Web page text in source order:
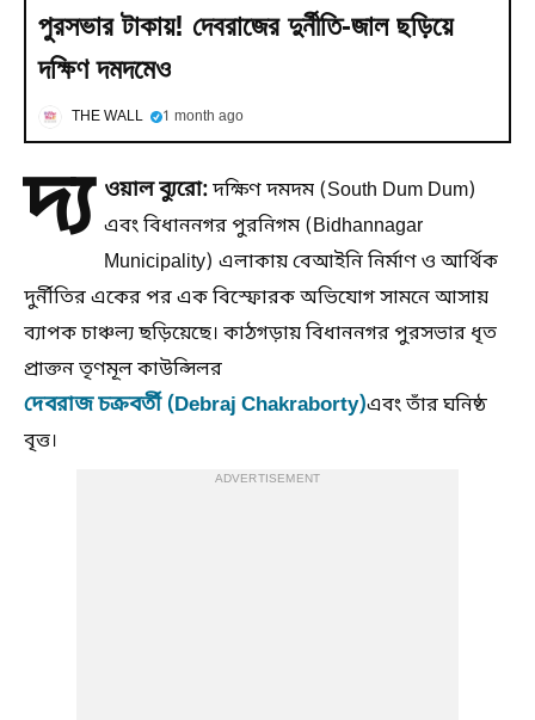
পুরসভার টাকায়! দেবরাজের দুর্নীতি-জাল ছড়িয়ে
দক্ষিণ দমদমেও
THE WALL 1 month ago
দ্য ওয়াল ব্যুরো:দক্ষিণ দমদম (South Dum Dum)
এবং বিধাননগর পুরনিগম (Bidhannagar
Municipality) এলাকায় বেআইনি নির্মাণ ও আর্থিক
দুর্নীতির একের পর এক বিস্ফোরক অভিযোগ সামনে আসায়
ব্যাপক চাঞ্চল্য ছড়িয়েছে। কাঠগড়ায় বিধাননগর পুরসভার ধৃত
প্রাক্তন তৃণমূল কাউন্সিলর
দেবরাজ চক্রবর্তী (Debraj Chakraborty)এবং তাঁর ঘনিষ্ঠ
বৃত্ত।
ADVERTISEMENT